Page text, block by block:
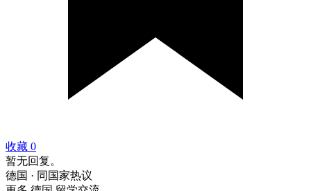
收藏 0
暂无回复。
德国 · 同国家热议